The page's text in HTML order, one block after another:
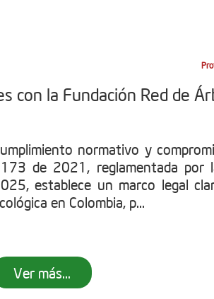
con la Fundación Red de
normativo y
de 2021, reglamentada por
establece un marco legal
en Colombia, p...
Ver más...